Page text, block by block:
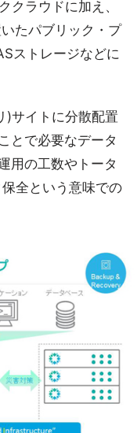
クラウドに加え、
たパブリック・プ
ストレージなどに
)サイトに分散配置
とで必要なデータ
用の工数やトータ
全という意味での